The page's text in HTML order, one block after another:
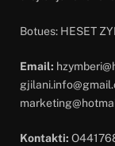
Botues: HESET
Email:
Kontakti: